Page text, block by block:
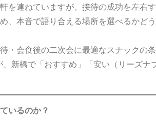
を連ねていますが、接待の成功を左右
、本音で語り合える場所を選べるかど
・会食後の二次会に最適なスナックの条
、新橋で「おすすめ」「安い（リーズ
いるのか？